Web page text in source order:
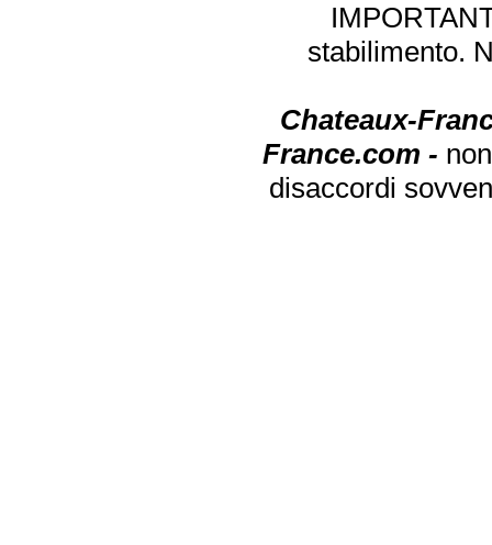
stabilimento.
Chateaux-
France.com -
disaccordi